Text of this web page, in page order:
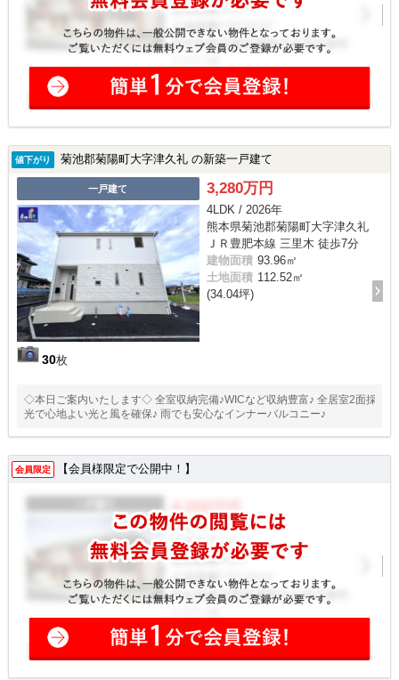
値下がり 菊池郡菊陽町大字津久礼 の新築一戸建て
一戸建て
30枚
3,280万円
4LDK / 2026年
熊本県菊池郡菊陽町大字津久礼
ＪＲ豊肥本線 三里木 徒歩7分
建物面積 93.96㎡
土地面積 112.52㎡
(34.04坪)
◇本日ご案内いたします◇ 全室収納完備♪WICなど収納豊富♪ 全居室2面採
光で心地よい光と風を確保♪ 雨でも安心なインナーバルコニー♪
会員限定 【会員様限定で公開中！】